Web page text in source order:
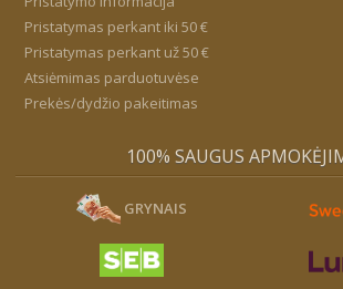
Pristatymas perkant iki 50 €
Pristatymas perkant už 50 €
Atsiėmimas parduotuvėse
Prekės/dydžio pakeitimas
100% SAUGUS
GRYNAIS